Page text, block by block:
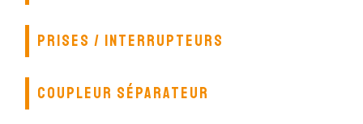
PRISES / INTERRUPTEURS
COUPLEUR SÉPARATEUR